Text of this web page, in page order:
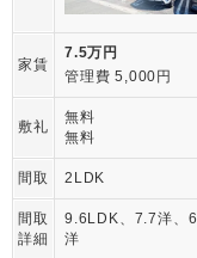
家賃
7.5万円
管理費 5,000円
敷礼
無料
無料
間取 2LDK
間取
詳細
9.6LDK、7.7洋、6
洋